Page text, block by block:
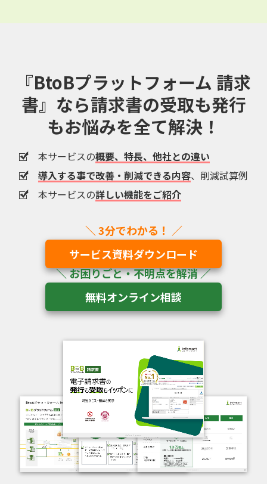
『BtoBプラットフォーム 請求
書』なら請求書の受取も発行
もお悩みを全て解決！
本サービスの概要、特長、他社との違い
導入する事で改善・削減できる内容、削減試算例
本サービスの詳しい機能をご紹介
サービス資料ダウンロード
無料オンライン相談